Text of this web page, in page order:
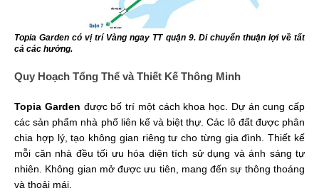
Topia Garden có vị trí Vàng ngay TT quận 9. Di chuyển thuận lợi về tất
cả các hướng.
Quy Hoạch Tổng Thể và Thiết Kế Thông Minh
Topia Garden được bố trí một cách khoa học. Dự án cung cấp
các sản phẩm nhà phố liên kế và biệt thự. Các lô đất được phân
chia hợp lý, tạo không gian riêng tư cho từng gia đình. Thiết kế
mỗi căn nhà đều tối ưu hóa diện tích sử dụng và ánh sáng tự
nhiên. Không gian mở được ưu tiên, mang đến sự thông thoáng
và thoải mái.